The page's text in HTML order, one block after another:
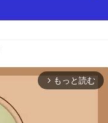
arrow_forward_ios もっと読む